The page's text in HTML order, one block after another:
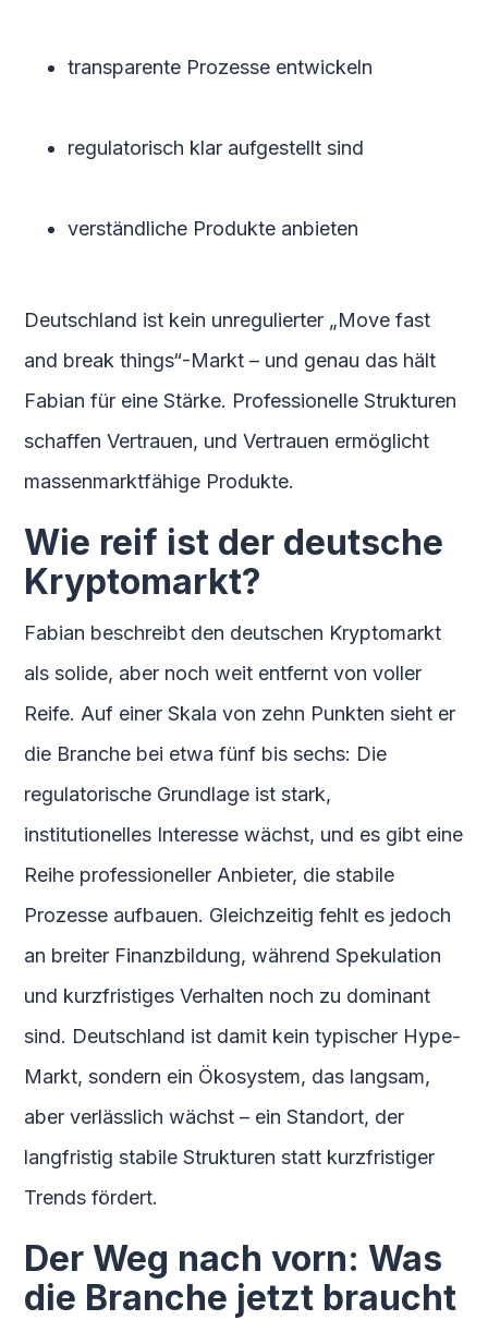
transparente Prozesse entwickeln
regulatorisch klar aufgestellt sind
verständliche Produkte anbieten
Deutschland ist kein unregulierter „Move fast
and break things“-Markt – und genau das hält
Fabian für eine Stärke. Professionelle Strukturen
schaffen Vertrauen, und Vertrauen ermöglicht
massenmarktfähige Produkte.
Wie reif ist der deutsche
Kryptomarkt?
Fabian beschreibt den deutschen Kryptomarkt
als solide, aber noch weit entfernt von voller
Reife. Auf einer Skala von zehn Punkten sieht er
die Branche bei etwa fünf bis sechs: Die
regulatorische Grundlage ist stark,
institutionelles Interesse wächst, und es gibt eine
Reihe professioneller Anbieter, die stabile
Prozesse aufbauen. Gleichzeitig fehlt es jedoch
an breiter Finanzbildung, während Spekulation
und kurzfristiges Verhalten noch zu dominant
sind. Deutschland ist damit kein typischer Hype-
Markt, sondern ein Ökosystem, das langsam,
aber verlässlich wächst – ein Standort, der
langfristig stabile Strukturen statt kurzfristiger
Trends fördert.
Der Weg nach vorn: Was
die Branche jetzt braucht